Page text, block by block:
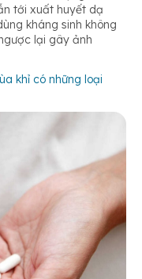
tới xuất huyết dạ
kháng sinh không
lại gây ảnh
khỉ có những loại